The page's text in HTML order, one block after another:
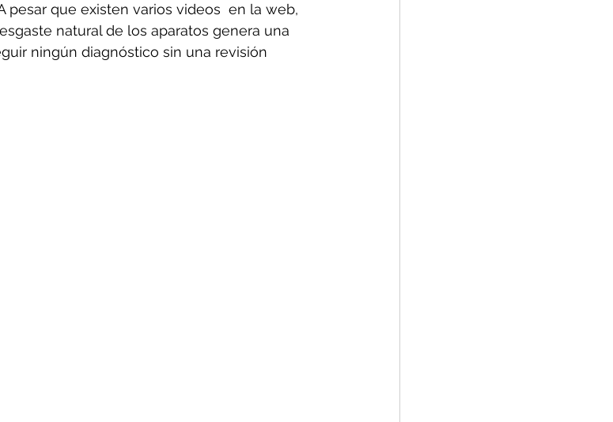
pesar que existen varios videos  en la web,
natural de los aparatos genera una
ningún diagnóstico sin una revisión